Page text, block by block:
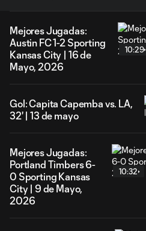
Mejores Jugadas:
Austin FC 1-2 Sporting
Kansas City | 16 de
Mayo, 2026
10:29
Gol: Capita Capemba vs. LA,
32' | 13 de mayo
Mejores Jugadas:
Portland Timbers 6-
0 Sporting Kansas
City | 9 de Mayo,
2026
10:32